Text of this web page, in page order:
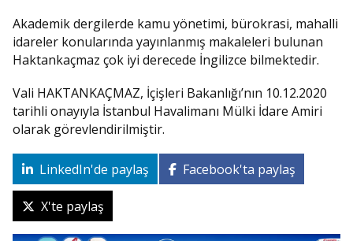
Akademik dergilerde kamu yönetimi, bürokrasi, mahalli
idareler konularında yayınlanmış makaleleri bulunan
Haktankaçmaz çok iyi derecede İngilizce bilmektedir.
Vali HAKTANKAÇMAZ, İçişleri Bakanlığı’nın 10.12.2020
tarihli onayıyla İstanbul Havalimanı Mülki İdare Amiri
olarak görevlendirilmiştir.
LinkedIn'de paylaş Facebook'ta paylaş
X'te paylaş